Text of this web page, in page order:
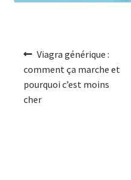
Blogue
Blog
Viagra générique :
comment ça marche et
pourquoi c’est moins
cher